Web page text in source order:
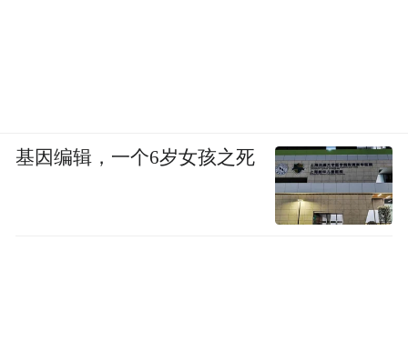
基因编辑，一个6岁女孩之死